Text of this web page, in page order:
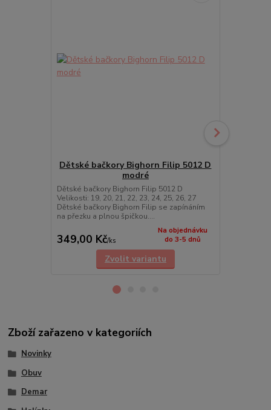
Dětské bačkory Bighorn Filip 5012 D
modré
Dětské bačkory Bighorn Filip 5012 D
Velikosti: 19, 20, 21, 22, 23, 24, 25, 26, 27
Dětské bačkory Bighorn Filip se zapínáním
na přezku a plnou špičkou....
349,00 Kč/ks
Na objednávku
do 3-5 dnů
Zvolit variantu
Zboží zařazeno v kategoriích
Novinky
Obuv
Demar